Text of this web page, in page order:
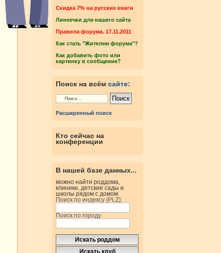
Cкидка 7% на русские книги
Линеечки для нашего сайта
Правила форума. 17.11.2011
Как стать "Жителем форума"?
Как добавить фото или
картинку в сообщение?
Поиск на всём сайте:
Расширенный поиск
Кто сейчас на
конференции
В нашей базе данных...
можно найти роддома,
клиники, детские сады и
школы рядом с домом
Поиск по индексу (PLZ):
Поиск по городу